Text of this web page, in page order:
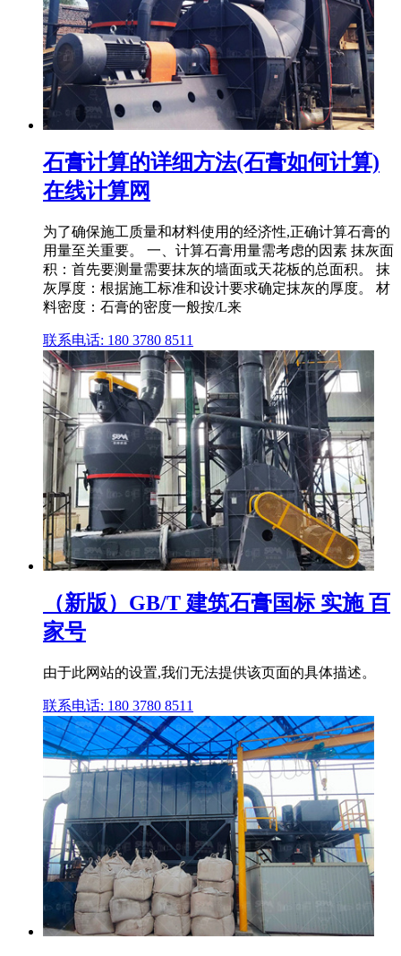
石膏计算的详细方法(石膏如何计算)
在线计算网
为了确保施工质量和材料使用的经济性,正确计算石膏的
用量至关重要。 一、计算石膏用量需考虑的因素 抹灰面
积：首先要测量需要抹灰的墙面或天花板的总面积。 抹
灰厚度：根据施工标准和设计要求确定抹灰的厚度。 材
料密度：石膏的密度一般按/L来
联系电话: 180 3780 8511
（新版）GB/T 建筑石膏国标 实施 百
家号
由于此网站的设置,我们无法提供该页面的具体描述。
联系电话: 180 3780 8511